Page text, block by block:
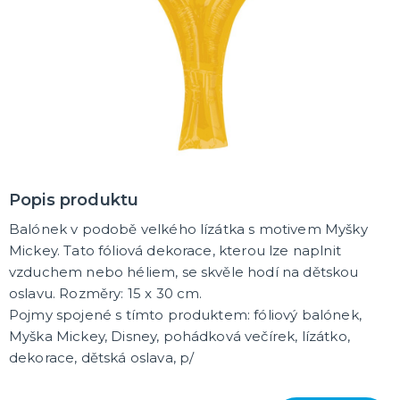
Oblečení a doplňky
Do domácnosti
Dárky podle témat
Dárky podle události
DEKORACE, VÝZDOBA A STOLOVÁNÍ
Výzdoba a dekorace v prostoru
Stolování a dekorace
PÁRTY DOPLŇKY
Piňaty
Konfety a serpentiny
Párty sety
DALŠÍ KATEGORIE
SVATBA A ROZLUČKA SE SVOBODOU
Popis produktu
Balónek v podobě velkého lízátka s motivem Myšky
Mickey. Tato fóliová dekorace, kterou lze naplnit
vzduchem nebo héliem, se skvěle hodí na dětskou
oslavu. Rozměry: 15 x 30 cm.
Pojmy spojené s tímto produktem: fóliový balónek,
Myška Mickey, Disney, pohádková večírek, lízátko,
dekorace, dětská oslava, p/